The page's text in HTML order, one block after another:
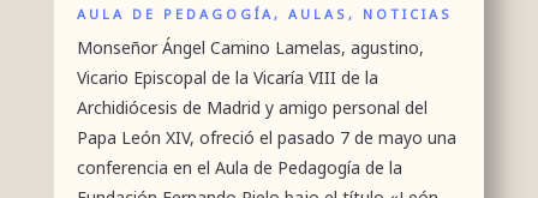
AULA DE PEDAGOGÍA, AULAS, NOTICIAS
Monseñor Ángel Camino Lamelas, agustino,
Vicario Episcopal de la Vicaría VIII de la
Archidiócesis de Madrid y amigo personal del
Papa León XIV, ofreció el pasado 7 de mayo una
conferencia en el Aula de Pedagogía de la